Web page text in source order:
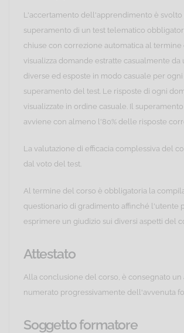
L'accertamento dell'apprendimento è svolto
superamento di un test telematico
chiuse con correzione automatica al termine
visualizza domande estratte casualmente da
diverse ed esposte in modo casuale per
superamento del test. Le risposte di ogni
visualizzate in ordine casuale. Il
avviene con almeno l'80% delle risposte
La valutazione di efficacia complessiva del
dal voto del test.
Al termine del corso è obbligatoria la
questionario di gradimento affinché l'utente
esprimere un giudizio sui diversi aspetti del
Attestato
Alla conclusione del corso, è consegnato un
numerato progressivamente dell'avvenuta
Soggetto formatore